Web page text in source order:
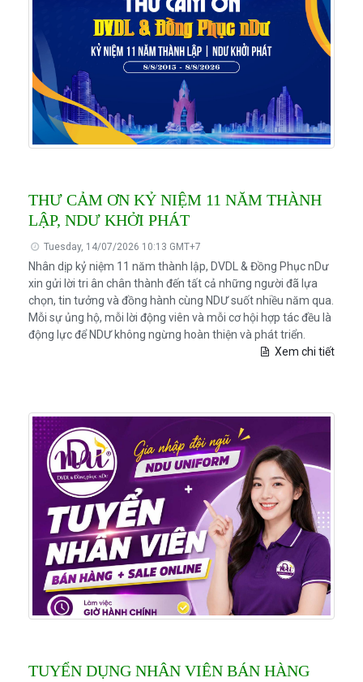
THƯ CẢM ƠN KỶ NIỆM 11 NĂM THÀNH
LẬP, NDƯ KHỞI PHÁT
Tuesday, 14/07/2026 10:13 GMT+7
Nhân dịp kỷ niệm 11 năm thành lập, DVDL & Đồng Phục nDư
xin gửi lời tri ân chân thành đến tất cả những người đã lựa
chọn, tin tưởng và đồng hành cùng NDƯ suốt nhiều năm qua.
Mỗi sự ủng hộ, mỗi lời động viên và mỗi cơ hội hợp tác đều là
động lực để NDƯ không ngừng hoàn thiện và phát triển.
Xem chi tiết
TUYỂN DỤNG NHÂN VIÊN BÁN HÀNG